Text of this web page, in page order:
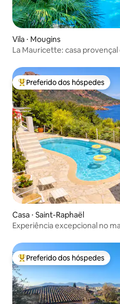
Vila ⋅ Mougins
La Mauricette: casa
Entre os melhores preferidos
Preferido dos hóspedes
Casa ⋅ Saint-Raphaël
Experiência excepcional no
Entre os melhores preferidos
Preferido dos hóspedes